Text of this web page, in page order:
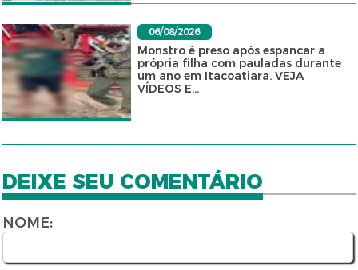
06/08/2026
Monstro é preso após espancar a
própria filha com pauladas durante
um ano em Itacoatiara. VEJA
VÍDEOS E...
DEIXE SEU COMENTÁRIO
NOME: